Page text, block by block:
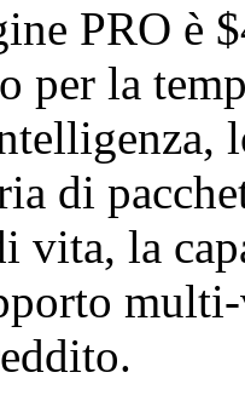
PRO è
per la
di
vita, la